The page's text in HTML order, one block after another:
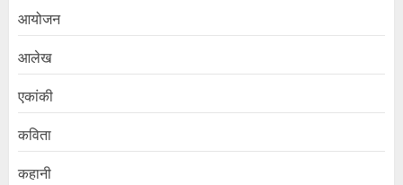
आयोजन
आलेख
एकांकी
कविता
कहानी